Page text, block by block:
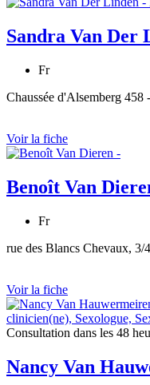
Sandra Van Der
Fr
Chaussée d'Alsemberg 458
Voir la fiche
Benoît Van
Fr
rue des Blancs Chevaux,
Voir la fiche
Consultation dans les 48
Nancy Van